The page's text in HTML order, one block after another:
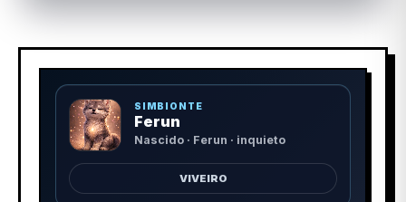
SIMBIONTE
Ferun
Nascido · Ferun · inquieto
VIVEIRO